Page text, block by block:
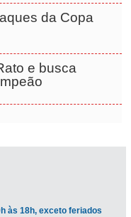
da Copa
e busca
às 18h, exceto feriados